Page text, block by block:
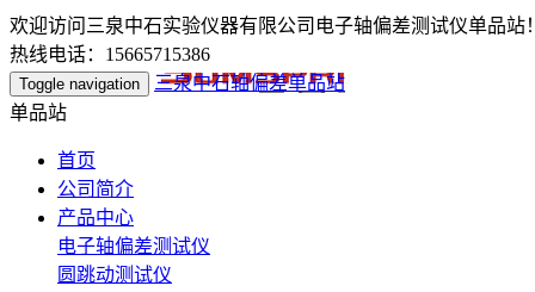
欢迎访问三泉中石实验仪器有限公司电子轴偏差测试仪单品站！
热线电话：15665715386
Toggle navigation
三泉中石轴偏差单品站
单品站
首页
公司简介
产品中心
电子轴偏差测试仪
圆跳动测试仪